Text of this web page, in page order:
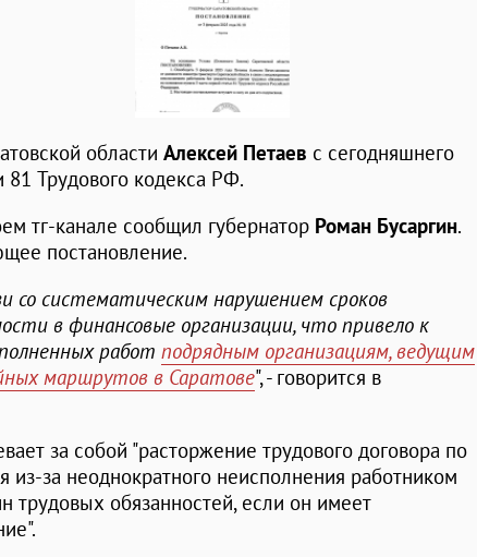
области Алексей Петаев с сегодняшнего
81 Трудового кодекса РФ.
тг-канале сообщил губернатор Роман Бусаргин.
постановление.
со систематическим нарушением сроков
в финансовые организации, что привело к
работ подрядным организациям, ведущим
маршрутов в Саратове", - говорится в
за собой "расторжение трудового договора по
из-за неоднократного неисполнения работником
трудовых обязанностей, если он имеет